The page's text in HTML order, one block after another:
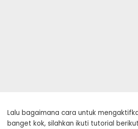
Lalu bagaimana cara untuk
banget kok, silahkan ikuti tutorial